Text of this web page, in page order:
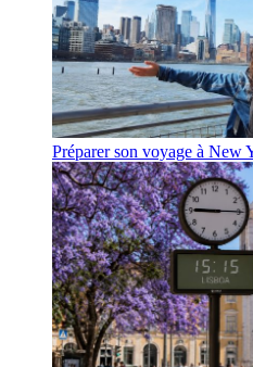
Préparer son voyage à New